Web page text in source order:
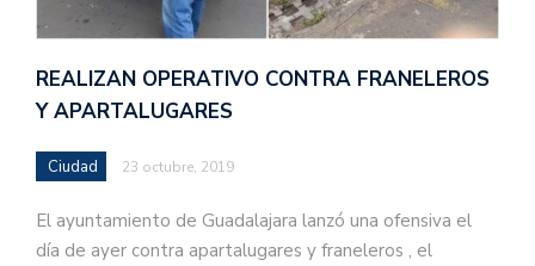
REALIZAN OPERATIVO CONTRA FRANELEROS
Y APARTALUGARES
Ciudad 23 octubre, 2019
El ayuntamiento de Guadalajara lanzó una ofensiva el
día de ayer contra apartalugares y franeleros , el